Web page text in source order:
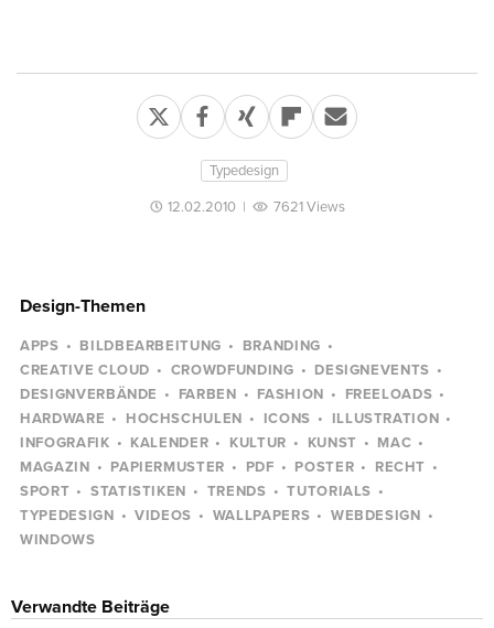
Typedesign
12.02.2010 | 7621 Views
Design-Themen
APPS BILDBEARBEITUNG
BRANDING
CREATIVE CLOUD
CROWDFUNDING
DESIGNEVENTS
DESIGNVERBÄNDE
FARBEN FASHION
FREELOADS
HARDWARE
HOCHSCHULEN ICONS
ILLUSTRATION
INFOGRAFIK
KALENDER KULTUR KUNST
MAC
MAGAZIN
PAPIERMUSTER PDF POSTER
RECHT
SPORT
STATISTIKEN TRENDS
TUTORIALS
TYPEDESIGN
VIDEOS WALLPAPERS
WEBDESIGN
WINDOWS
Verwandte Beiträge